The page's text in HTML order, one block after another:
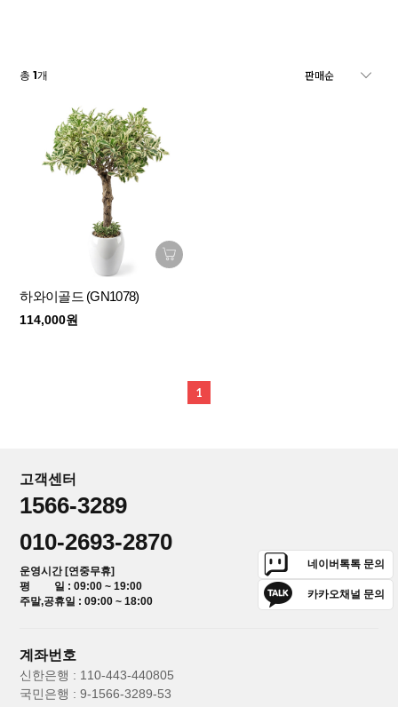
총1개
하와이골드 (GN1078)
114,000원
1
고객센터
1566-3289
010-2693-2870
운영시간 [연중무휴]
평 일 : 09:00 ~ 19:00
주말,공휴일 : 09:00 ~ 18:00
네이버톡톡 문의
카카오채널 문의
계좌번호
신한은행 : 110-443-440805
국민은행 : 9-1566-3289-53